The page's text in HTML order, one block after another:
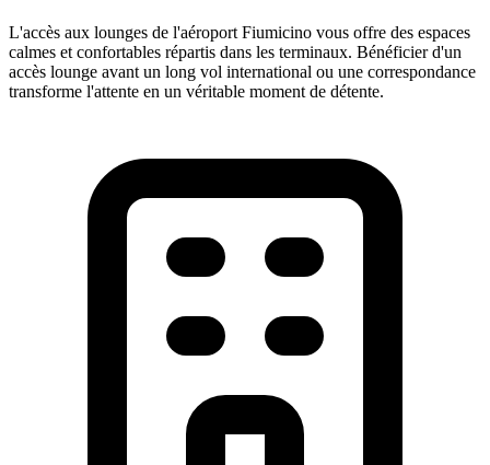
L'accès aux lounges de l'aéroport Fiumicino vous offre des espaces
calmes et confortables répartis dans les terminaux. Bénéficier d'un
accès lounge avant un long vol international ou une correspondance
transforme l'attente en un véritable moment de détente.